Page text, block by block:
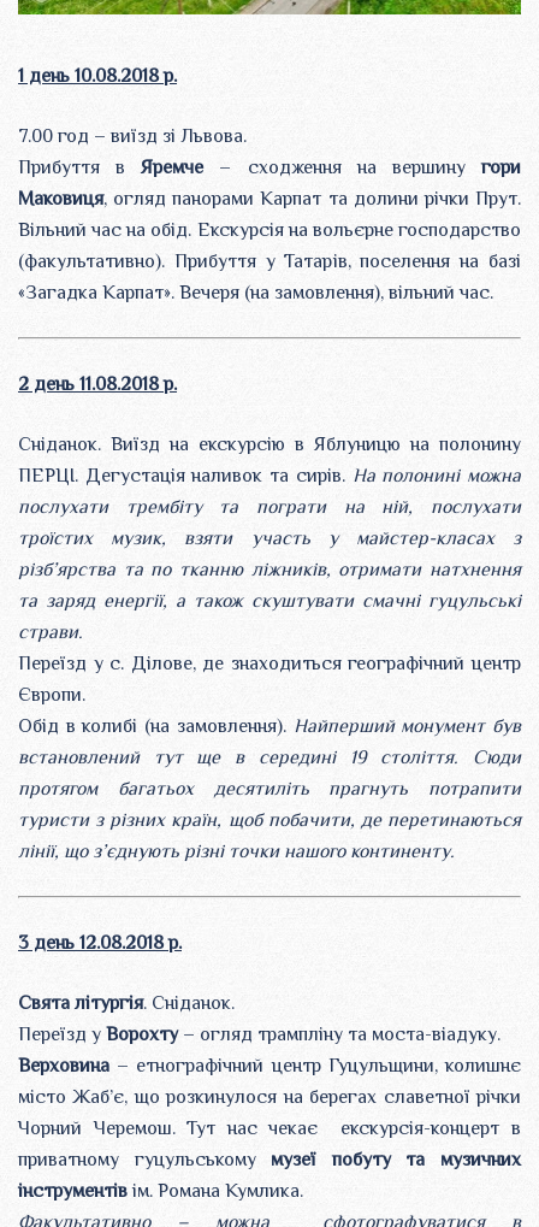
1 день 10.08.2018 р.
7.00 год – виїзд зі Львова.
Прибуття вЯремче– сходження на вершинугори
Маковиця, огляд панорами Карпат та долини річки Прут.
Вільний час на обід. Екскурсія на вольєрне господарство
(факультативно). Прибуття у Татарів, поселення на базі
«Загадка Карпат». Вечеря (на замовлення), вільний час.
2 день 11.08.2018 р.
Сніданок. Виїзд на екскурсію в Яблуницю на полонину
ПЕРЦІ. Дегустація наливок та сирів. На полонині можна
послухати трембіту та пограти на ній, послухати
троїстих музик, взяти участь у майстер-класах з
різб’ярства та по тканню ліжників, отримати натхнення
та заряд енергії, а також скуштувати смачні гуцульські
страви.
Переїзд у с. Ділове, де знаходиться географічний центр
Європи.
Обід в колибі (на замовлення). Найперший монумент був
встановлений тут ще в середині 19 століття. Сюди
протягом багатьох десятиліть прагнуть потрапити
туристи з різних країн, щоб побачити, де перетинаються
лінії, що з’єднують різні точки нашого континенту.
3 день 12.08.2018 р.
Свята літургія. Сніданок.
Переїзд у Ворохту– огляд трампліну та моста-віадуку.
Верховина – етнографічний центр Гуцульщини, колишнє
місто Жаб’є, що розкинулося на берегах славетної річки
Чорний Черемош. Тут нас чекає екскурсія-концерт в
приватному гуцульському музеї побуту та музичних
інструментівім. Романа Кумлика.
Факультативно – можна сфотографуватися в